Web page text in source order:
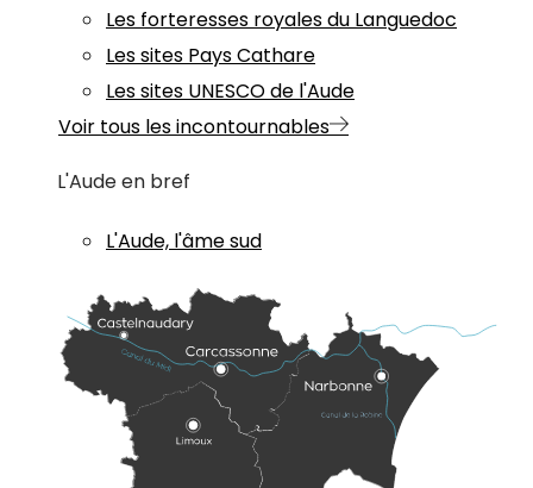
Les forteresses royales du Languedoc
Les sites Pays Cathare
Les sites UNESCO de l'Aude
Voir tous les incontournables
L'Aude en bref
L'Aude, l'âme sud